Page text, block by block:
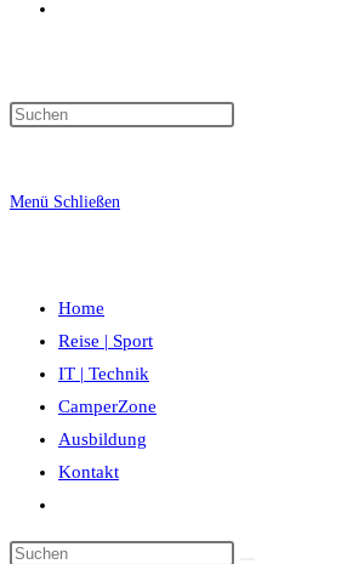
umschalten
Menü Schließen
Home
Reise | Sport
IT | Technik
CamperZone
Ausbildung
Kontakt